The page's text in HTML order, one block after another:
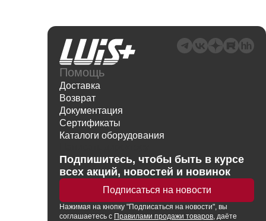
Помощь
Доставка
Возврат
Документация
Сертификаты
Каталоги оборудования
Подпишитесь, чтобы быть в курсе
всех акций, новостей и новинок
Подписаться на новости
Нажимая на кнопку "Подписаться на новости", вы
соглашаетесь с Правилами продажи товаров, даёте